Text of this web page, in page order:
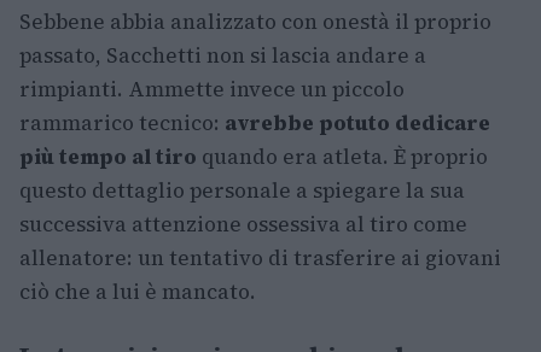
Sebbene abbia analizzato con onestà il proprio
passato, Sacchetti non si lascia andare a
rimpianti. Ammette invece un piccolo
rammarico tecnico: avrebbe potuto dedicare
più tempo al tiro quando era atleta. È proprio
questo dettaglio personale a spiegare la sua
successiva attenzione ossessiva al tiro come
allenatore: un tentativo di trasferire ai giovani
ciò che a lui è mancato.